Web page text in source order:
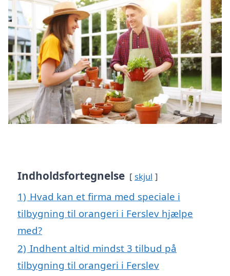
Indholdsfortegnelse skjul
1) Hvad kan et firma med speciale i
tilbygning til orangeri i Ferslev hjælpe
med?
2) Indhent altid mindst 3 tilbud på
tilbygning til orangeri i Ferslev